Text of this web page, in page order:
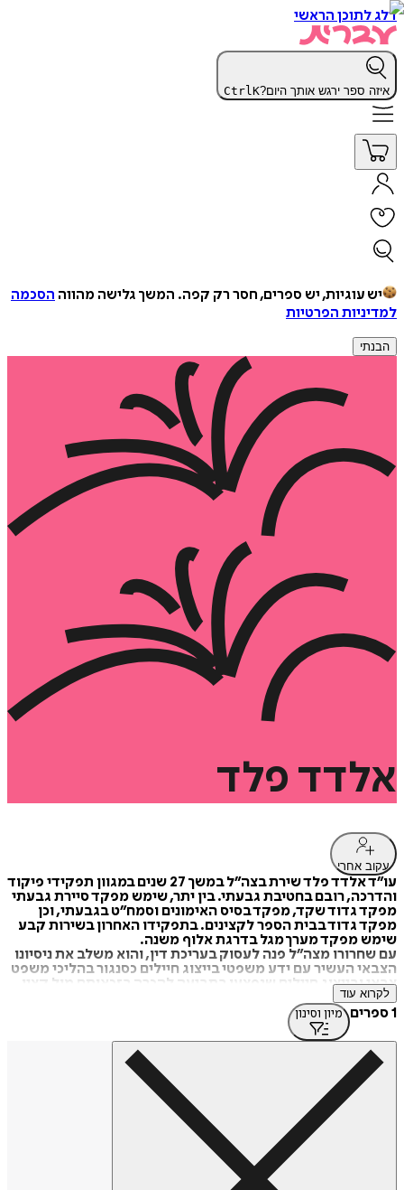
דלג לתוכן הראשי
איזה ספר ירגש אותך היום? CtrlK
יש עוגיות, יש ספרים, חסר רק קפה. המשך גלישה מהווה הסכמה
למדיניות הפרטיות
הבנתי
אלדד פלד
עקוב אחרי
עו”ד אלדד פלד שירת בצה”ל במשך 27 שנים במגוון תפקידי פיקוד
והדרכה, רובם בחטיבת גבעתי. בין יתר, שימש מפקד סיירת גבעתי
מפקד גדוד שקד, מפקד בסיס האימונים וסמח”ט בגבעתי, וכן
מפקד גדוד בבית הספר לקצינים. בתפקידו האחרון בשירות קבע
שימש מפקד מערך מגל בדרגת אלוף משנה.
עם שחרורו מצה”ל פנה לעסוק בעריכת דין, והוא משלב את ניסיונו
הצבאי העשיר עם ידע משפטי בייצוג חיילים כסנגור בהליכי משפט
צבאי ובייצוג חיילים שנפצעו בתביעה להכרה בזכאותם מול קצין
התגמולים במשרד הביטחון.
עו”ד אלדד פלד זמין בכל עת לכל שאלה בנושא משפט צבאי ובכל
הקשור בנכי צה”ל ומשרד הביטחון בטלפון 052-3374547.
לקרוא עוד
1 ספרים מיון וסינון